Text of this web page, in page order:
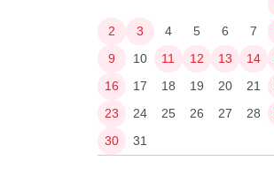
2
3 4 5 6 7
9
10 11 12 13 14
16
17 18 19 20 21
23
24 25 26 27 28
30
31